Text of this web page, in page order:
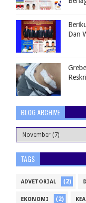
Dan
BLOG ARCHIVE
TAGS
ADVETORIAL (2)
EKONOMI (2)